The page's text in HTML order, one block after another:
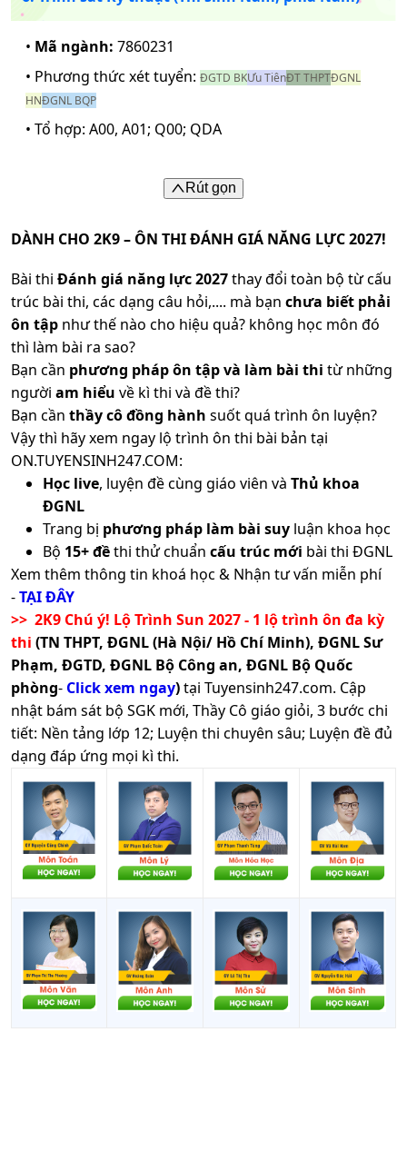
• Mã ngành: 7860231
• Phương thức xét tuyển: ĐGTD BKƯu TiênĐT THPTĐGNL
HNĐGNL BQP
• Tổ hợp: A00, A01; Q00; QDA
Rút gọn
DÀNH CHO 2K9 – ÔN THI ĐÁNH GIÁ NĂNG LỰC 2027!
Bài thi Đánh giá năng lực 2027thay đổi toàn bộ từ cấu
trúc bài thi, các dạng câu hỏi,.... mà bạn chưa biết phải
ôn tập như thế nào cho hiệu quả? không học môn đó
thì làm bài ra sao?
Bạn cần phương pháp ôn tập và làm bài thi từ những
người am hiểu về kì thi và đề thi?
Bạn cần thầy cô đồng hành suốt quá trình ôn luyện?
Vậy thì hãy xem ngay lộ trình ôn thi bài bản tại
ON.TUYENSINH247.COM:
Học live, luyện đề cùng giáo viên và Thủ khoa
ĐGNL
Trang bị phương pháp làm bài suy luận khoa học
Bộ 15+ đềthi thử chuẩn cấu trúc mới bài thi ĐGNL
Xem thêm thông tin khoá học & Nhận tư vấn miễn phí
-TẠI ĐÂY
>> 2K9 Chú ý! Lộ Trình Sun 2027 - 1 lộ trình ôn đa kỳ
thi (TN THPT, ĐGNL (Hà Nội/ Hồ Chí Minh), ĐGNL Sư
Phạm, ĐGTD, ĐGNL Bộ Công an, ĐGNL Bộ Quốc
phòng- Click xem ngay)tại Tuyensinh247.com. Cập
nhật bám sát bộ SGK mới, Thầy Cô giáo giỏi, 3 bước chi
tiết: Nền tảng lớp 12; Luyện thi chuyên sâu; Luyện đề đủ
dạng đáp ứng mọi kì thi.